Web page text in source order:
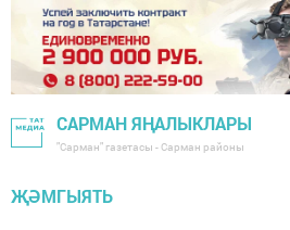
САРМАН ЯҢАЛЫКЛАРЫ
"Сарман" газетасы - Сарман районы
ҖӘМГЫЯТЬ